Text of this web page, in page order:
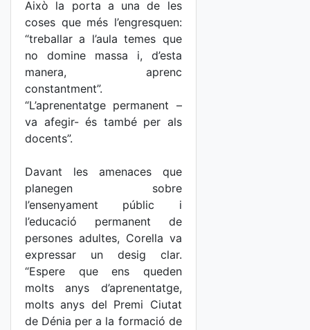
Això la porta a una de les
coses que més l’engresquen:
“treballar a l’aula temes que
no domine massa i, d’esta
manera, aprenc
constantment”.
“L’aprenentatge permanent –
va afegir- és també per als
docents”.
Davant les amenaces que
planegen sobre
l’ensenyament públic i
l’educació permanent de
persones adultes, Corella va
expressar un desig clar.
“Espere que ens queden
molts anys d’aprenentatge,
molts anys del Premi Ciutat
de Dénia per a la formació de